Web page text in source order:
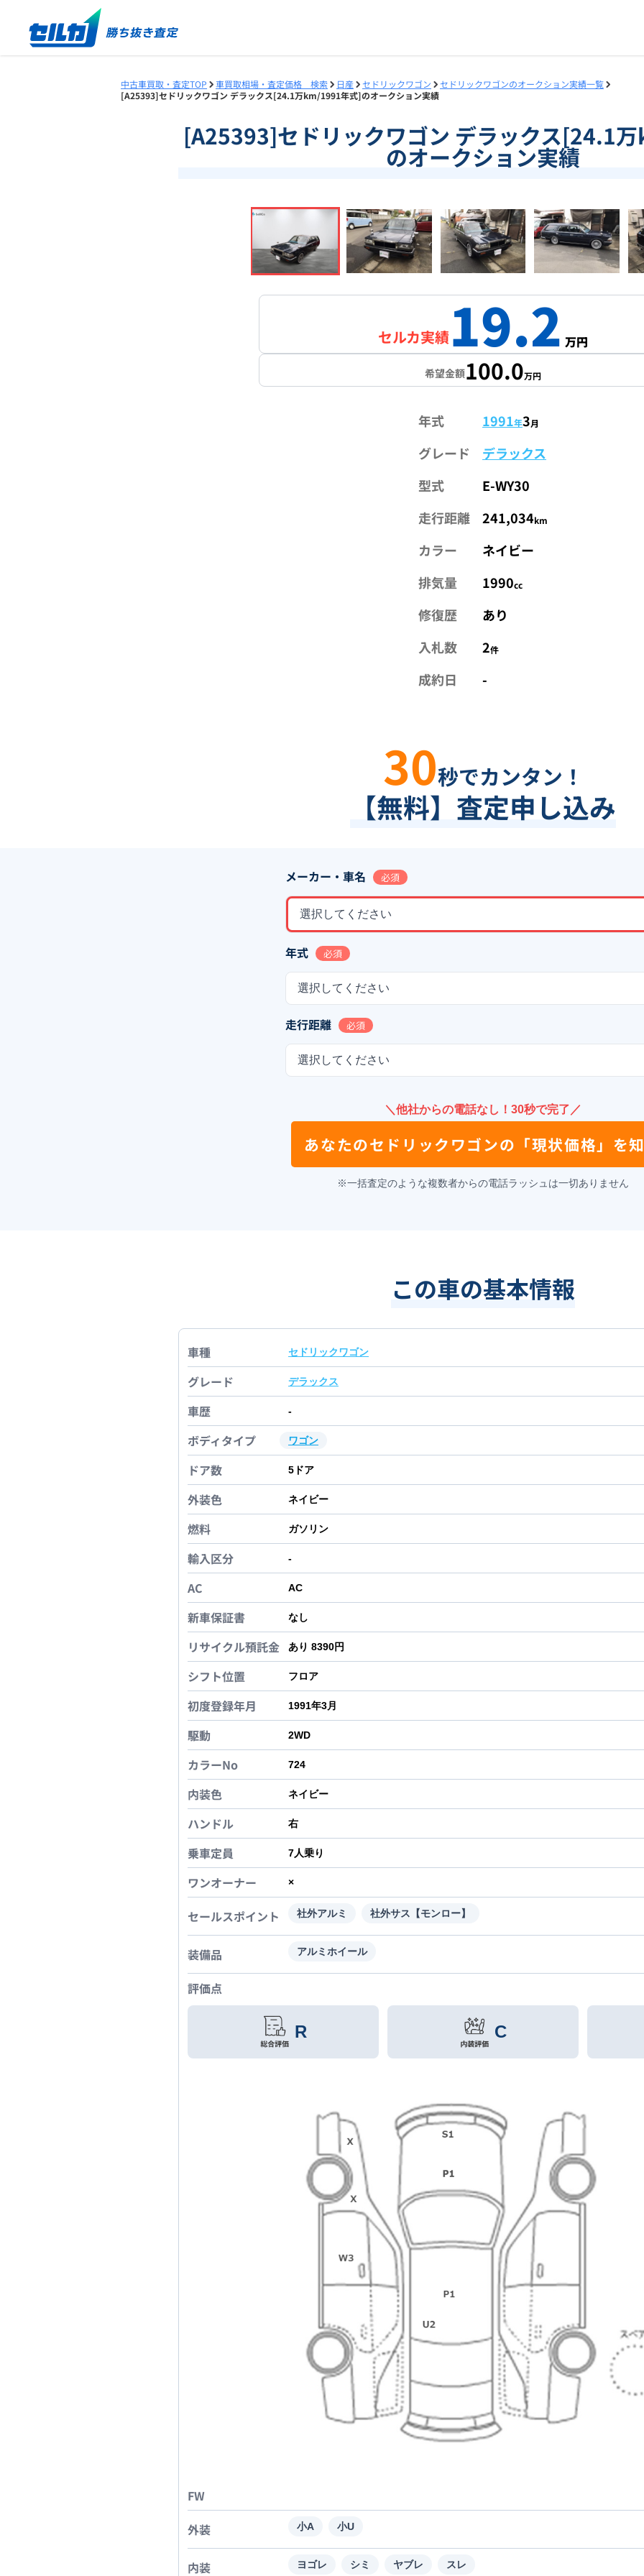
中古車買取・査定TOP 車買取相場・査定価格 検索 日産 セドリックワゴン
セドリックワゴンのオークション実績一覧
[A25393]セドリックワゴン デラックス[24.1万km/1991年式]のオークション実績
[A25393]セドリックワゴン デラックス[24.1
のオークション実績
セルカ実績19.2 万円
希望金額100.0万円
年式 1991年3月
グレード
デラックス
型式
E-WY30
走行距離
241,034km
カラー
ネイビー
排気量
1990cc
修復歴
あり
入札数
2件
成約日 -
30秒でカンタン！
【無料】査定申し込み
メーカー・車名 必須
選択してください
年式 必須
選択してください
走行距離 必須
選択してください
＼他社からの電話なし！30秒で完了／
あなたのセドリックワゴンの 「現状価格」を
※一括査定のような複数者からの電話ラッシュは一切ありません
この車の基本情報
車種 セドリックワゴン
グレード デラックス
車歴 -
ボディタイプ ワゴン
ドア数 5 ドア
外装色 ネイビー
燃料 ガソリン
輸入区分 -
AC AC
新車保証書 なし
リサイクル預託金 あり 8390円
シフト位置 フロア
初度登録年月 1991年3月
駆動 2WD
カラーNo 724
内装色 ネイビー
ハンドル 右
乗車定員 7人乗り
ワンオーナー ×
セールスポイント 社外アルミ 社外サス【モンロー】
装備品 アルミホイール
評価点
R C
FW
外装
小A 小U
内装 ヨゴレ シミ ヤブレ スレ